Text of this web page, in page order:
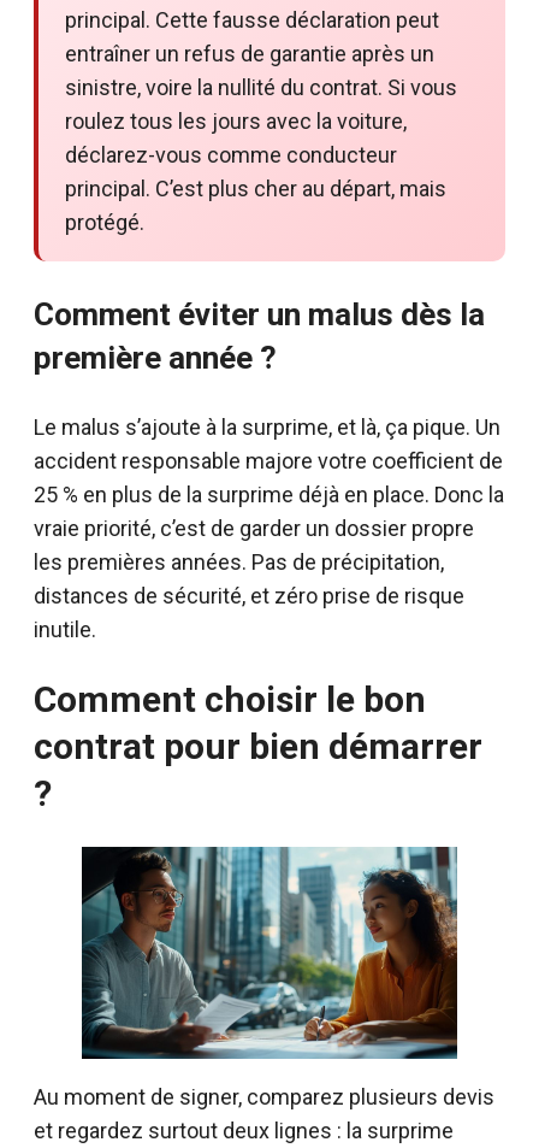
principal. Cette fausse déclaration peut
entraîner un refus de garantie après un
sinistre, voire la nullité du contrat. Si vous
roulez tous les jours avec la voiture,
déclarez-vous comme conducteur
principal. C’est plus cher au départ, mais
protégé.
Comment éviter un malus dès la
première année ?
Le malus s’ajoute à la surprime, et là, ça pique. Un
accident responsable majore votre coefficient de
25 % en plus de la surprime déjà en place. Donc la
vraie priorité, c’est de garder un dossier propre
les premières années. Pas de précipitation,
distances de sécurité, et zéro prise de risque
inutile.
Comment choisir le bon
contrat pour bien démarrer
?
Au moment de signer, comparez plusieurs devis
et regardez surtout deux lignes : la surprime